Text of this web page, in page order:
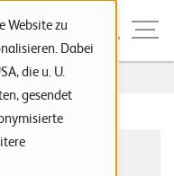
Website zu
Dabei
die u. U.
gesendet
Menu
S
t
a